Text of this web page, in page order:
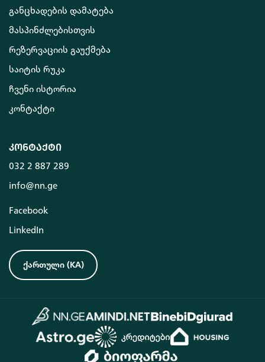
განცხადების დამატება
მასპინძლებისთვის
რეზერვაციის გაუქმება
საიტის რუკა
ჩვენი ისტორია
კონტაქტი
კონტაქტი
032 2 887 289
info@nn.ge
Facebook
LinkedIn
ქართული (KA)